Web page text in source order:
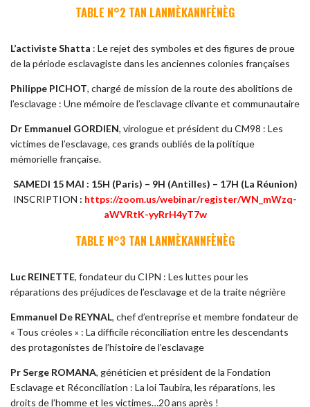
TABLE N°2 TAN LANMÈKANNFÈNÈG
L’activiste Shatta : Le rejet des symboles et des figures de proue
de la période esclavagiste dans les anciennes colonies françaises
Philippe PICHOT, chargé de mission de la route des abolitions de
l’esclavage : Une mémoire de l’esclavage clivante et communautaire
Dr Emmanuel GORDIEN, virologue et président du CM98 : Les
victimes de l’esclavage, ces grands oubliés de la politique
mémorielle française.
SAMEDI 15 MAI : 15H (Paris) – 9H (Antilles) – 17H (La Réunion)
INSCRIPTION : https://zoom.us/webinar/register/WN_mWzq-
aWVRtK-yyRrH4yT7w
TABLE N°3 TAN LANMÈKANNFÈNÈG
Luc REINETTE, fondateur du CIPN : Les luttes pour les
réparations des préjudices de l’esclavage et de la traite négrière
Emmanuel De REYNAL, chef d’entreprise et membre fondateur de
« Tous créoles » : La difficile réconciliation entre les descendants
des protagonistes de l’histoire de l’esclavage
Pr Serge ROMANA, généticien et président de la Fondation
Esclavage et Réconciliation : La loi Taubira, les réparations, les
droits de l’homme et les victimes…20 ans après !